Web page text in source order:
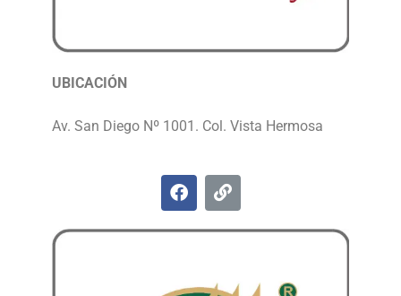
UBICACIÓN
Av. San Diego Nº 1001. Col. Vista Hermosa